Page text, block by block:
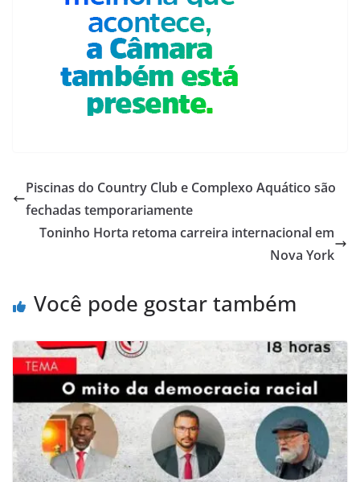
Piscinas do Country Club e Complexo Aquático são
fechadas temporariamente
Toninho Horta retoma carreira internacional em
Nova York
Você pode gostar também